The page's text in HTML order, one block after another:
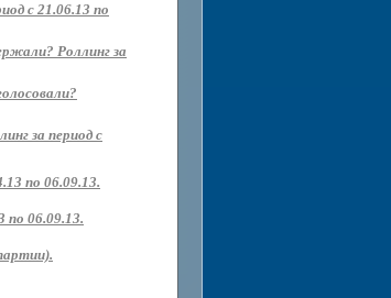
с 21.06.13 по
Роллинг за
за период с
по 06.09.13.
по 06.09.13.